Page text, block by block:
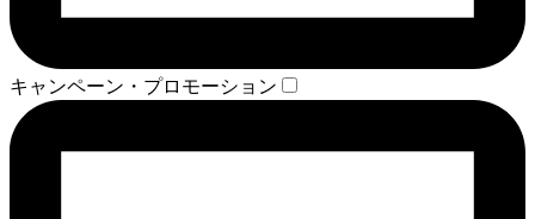
キャンペーン・プロモーション